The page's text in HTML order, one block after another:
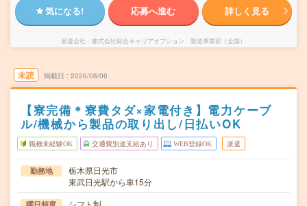
気になる! 応募へ進む 詳しく見る
派遣会社 株式会社綜合キャリアオプション 製造事業部（全国）
未読 掲載日 2026/08/06
【寮完備＊寮費タダ×家電付き】電力ケーブ
ル/機械から製品の取り出し/日払いOK
職種未経験OK 交通費別途支給あり WEB登録OK 派遣
勤務地
栃木県日光市
東武日光駅から車15分
シフト制